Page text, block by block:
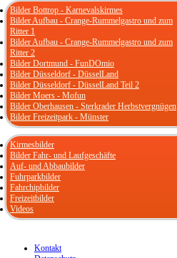
Bilder Bottrop - Karnevalskirmes
Bilder Aufbau - Crange-Rummelgastro und zum
Ritter 1
Bilder Aufbau - Crange-Rummelgastro und zum
Ritter 2
Bilder Dortmund - FunDOmio
Bilder Düsseldorf - DüsselLand
Bilder Düsseldorf - DüsselLand Teil 2
Bilder Moers - Mofun
Bilder Oberhausen - Sterkrader Herbstvergnügen
Bilder Freizeitpark - Münster
Kirmesbilder
Bilder Fahr- und Laufgeschäfte
Auf- und Abbaubilder
Fuhrparkbilder
Fahrchipbilder
Freizeitbilder
Videos
Kontakt